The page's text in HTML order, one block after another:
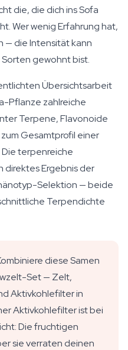
die, die dich ins Sofa
Wer wenig Erfahrung hat,
— die Intensität kann
gewohnt bist.
Übersichtsarbeit
Pflanze zahlreiche
Terpene, Flavonoide
zum Gesamtprofil einer
Die terpenreiche
direktes Ergebnis der
Selektion — beide
Terpendichte
diese Samen
Set — Zelt,
Aktivkohlefilter in
Aktivkohlefilter ist bei
Die fruchtigen
sie verraten deinen